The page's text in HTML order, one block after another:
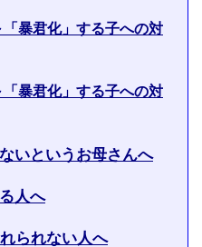
暴君化」する子への対
暴君化」する子への対
いというお母さんへ
人へ
られない人へ